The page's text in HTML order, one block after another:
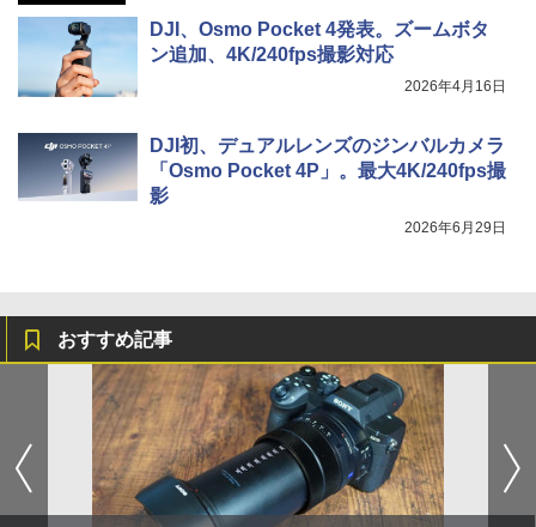
DJI、Osmo Pocket 4発表。ズームボタ
ン追加、4K/240fps撮影対応
2026年4月16日
DJI初、デュアルレンズのジンバルカメラ
「Osmo Pocket 4P」。最大4K/240fps撮
影
2026年6月29日
おすすめ記事